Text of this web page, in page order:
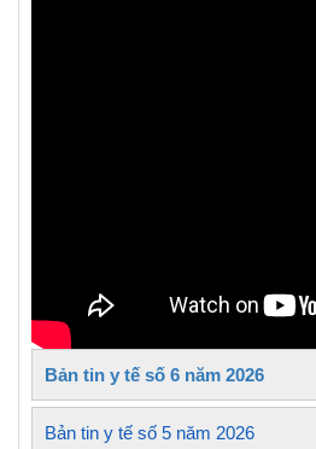
Bản tin y tế số 6 năm 2026
Bản tin y tế số 5 năm 2026